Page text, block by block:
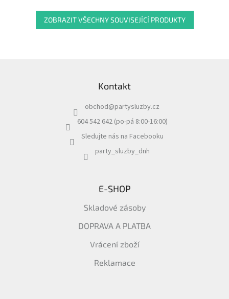
ZOBRAZIT VŠECHNY SOUVISEJÍCÍ PRODUKTY
Kontakt
obchod@partysluzby.cz
604 542 642 (po-pá 8:00-16:00)
Sledujte nás na Facebooku
party_sluzby_dnh
E-SHOP
Skladové zásoby
DOPRAVA A PLATBA
Vrácení zboží
Reklamace